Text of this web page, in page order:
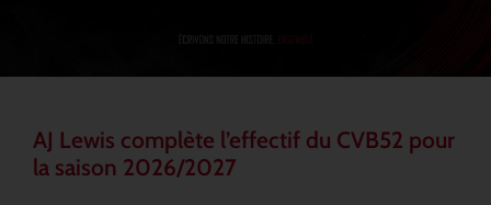
AJ Lewis complète l’effectif du CVB52 pour
la saison 2026/2027